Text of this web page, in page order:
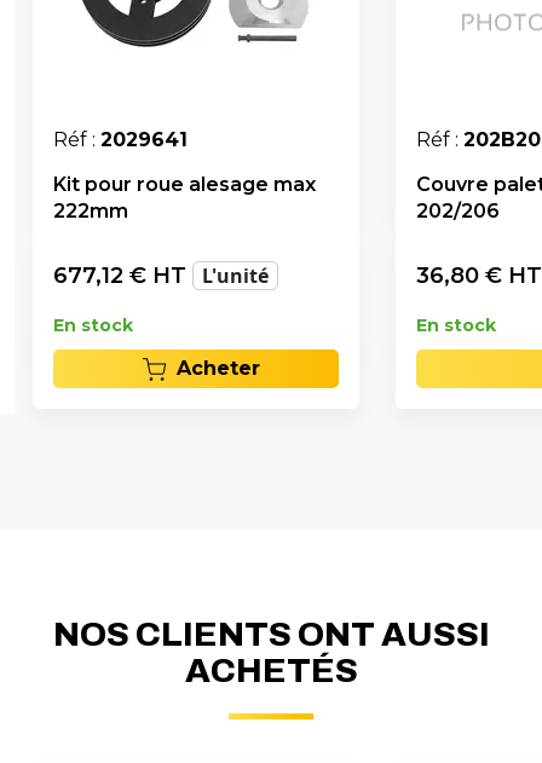
Réf : 2029641
Kit pour roue alesage max
222mm
677,12 € HT L'unité
En stock
Acheter
Réf :
Couvre
202/206
36,80 €
En stock
NOS CLIENTS ONT AUSSI
ACHETÉS